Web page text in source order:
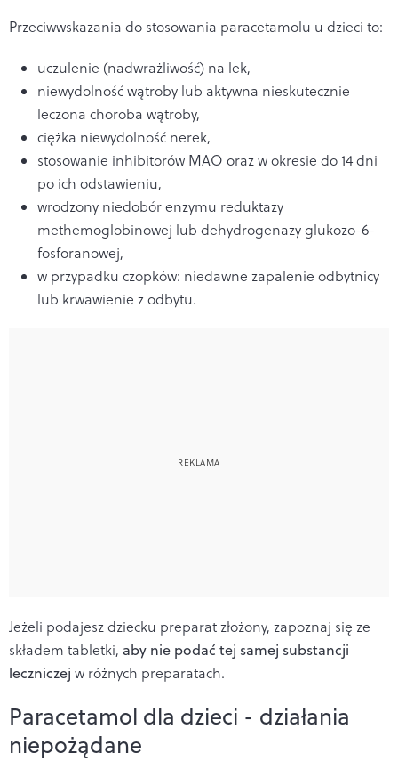
Przeciwwskazania do stosowania paracetamolu u dzieci to:
uczulenie (nadwrażliwość) na lek,
niewydolność wątroby lub aktywna nieskutecznie
leczona choroba wątroby,
ciężka niewydolność nerek,
stosowanie inhibitorów MAO oraz w okresie do 14 dni
po ich odstawieniu,
wrodzony niedobór enzymu reduktazy
methemoglobinowej lub dehydrogenazy glukozo-6-
fosforanowej,
w przypadku czopków: niedawne zapalenie odbytnicy
lub krwawienie z odbytu.
Jeżeli podajesz dziecku preparat złożony, zapoznaj się ze
składem tabletki, aby nie podać tej samej substancji
leczniczej w różnych preparatach.
Paracetamol dla dzieci - działania
niepożądane